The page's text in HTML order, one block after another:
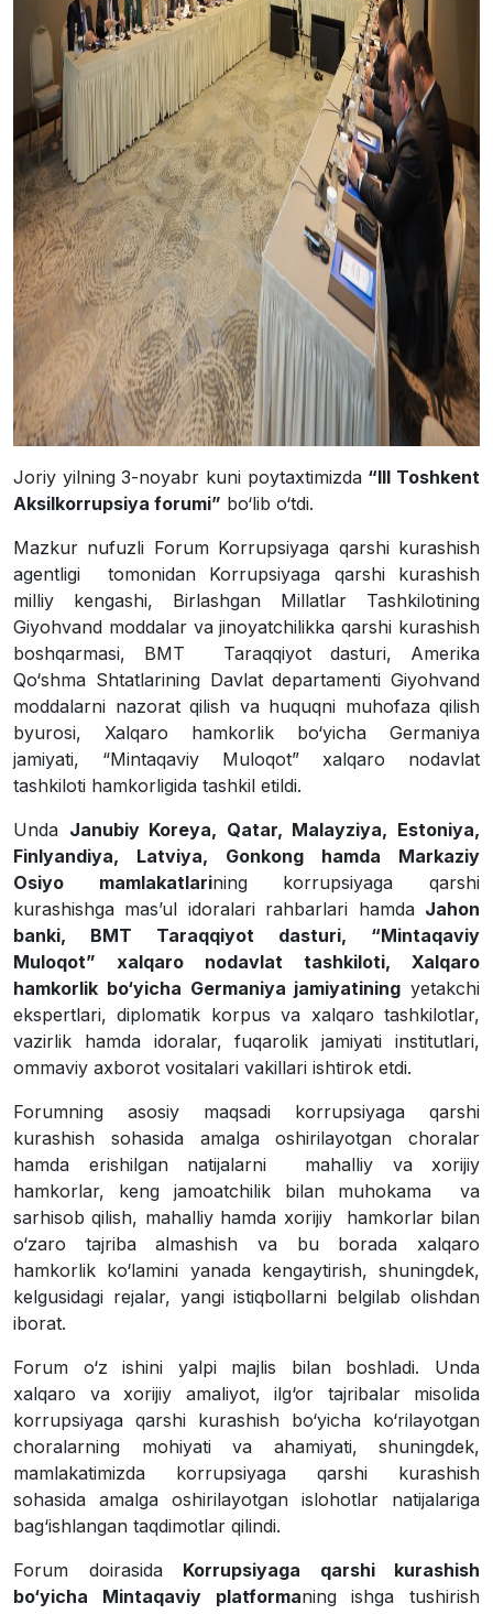
Joriy yilning 3-noyabr kuni poytaxtimizda “III Toshkent
Aksilkorrupsiya forumi” bo‘lib o‘tdi.
Mazkur nufuzli Forum Korrupsiyaga qarshi kurashish
agentligi tomonidan Korrupsiyaga qarshi kurashish
milliy kengashi, Birlashgan Millatlar Tashkilotining
Giyohvand moddalar va jinoyatchilikka qarshi kurashish
boshqarmasi, BMT Taraqqiyot dasturi, Amerika
Qo‘shma Shtatlarining Davlat departamenti Giyohvand
moddalarni nazorat qilish va huquqni muhofaza qilish
byurosi, Xalqaro hamkorlik bo‘yicha Germaniya
jamiyati, “Mintaqaviy Muloqot” xalqaro nodavlat
tashkiloti hamkorligida tashkil etildi.
Unda Janubiy Koreya, Qatar, Malayziya, Estoniya,
Finlyandiya, Latviya, Gonkong hamda Markaziy
Osiyo mamlakatlarining korrupsiyaga qarshi
kurashishga mas’ul idoralari rahbarlari hamda Jahon
banki, BMT Taraqqiyot dasturi, “Mintaqaviy
Muloqot” xalqaro nodavlat tashkiloti, Xalqaro
hamkorlik bo‘yicha Germaniya jamiyatining yetakchi
ekspertlari, diplomatik korpus va xalqaro tashkilotlar,
vazirlik hamda idoralar, fuqarolik jamiyati institutlari,
ommaviy axborot vositalari vakillari ishtirok etdi.
Forumning asosiy maqsadi korrupsiyaga qarshi
kurashish sohasida amalga oshirilayotgan choralar
hamda erishilgan natijalarni mahalliy va xorijiy
hamkorlar, keng jamoatchilik bilan muhokama va
sarhisob qilish, mahalliy hamda xorijiy hamkorlar bilan
o‘zaro tajriba almashish va bu borada xalqaro
hamkorlik ko‘lamini yanada kengaytirish, shuningdek,
kelgusidagi rejalar, yangi istiqbollarni belgilab olishdan
iborat.
Forum o‘z ishini yalpi majlis bilan boshladi. Unda
xalqaro va xorijiy amaliyot, ilg‘or tajribalar misolida
korrupsiyaga qarshi kurashish bo‘yicha ko‘rilayotgan
choralarning mohiyati va ahamiyati, shuningdek,
mamlakatimizda korrupsiyaga qarshi kurashish
sohasida amalga oshirilayotgan islohotlar natijalariga
bag‘ishlangan taqdimotlar qilindi.
Forum doirasida Korrupsiyaga qarshi kurashish
bo‘yicha Mintaqaviy platformaning ishga tushirish